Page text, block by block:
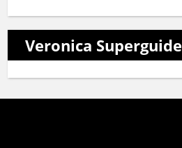
Veronica Superguide